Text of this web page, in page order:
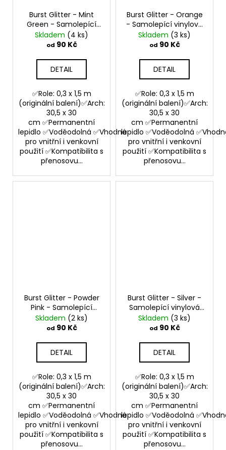
Burst Glitter - Mint
Green - Samolepící
vinylová folie
Skladem (4 ks)
od 90 Kč
DETAIL
✅Role: 0,3 x 1,5 m
(originální balení)✅Arch:
30,5 x 30
cm ✅Permanentní
lepidlo ✅Voděodolná ✅Vhodná
pro vnitřní i venkovní
použití ✅Kompatibilita s
přenosovu...
Burst Glitter - Orange
- Samolepící vinylová
folie
Skladem (3 ks)
od 90 Kč
DETAIL
✅Role: 0,3 x 1,5 m
(originální balení)✅Arch:
30,5 x 30
cm ✅Permanentní
lepidlo ✅Voděodolná
pro vnitřní i venkovní
použití ✅Kompatibilita s
přenosovu...
Burst Glitter - Powder
Pink - Samolepící
vinylová folie
Skladem (2 ks)
od 90 Kč
DETAIL
✅Role: 0,3 x 1,5 m
(originální balení)✅Arch:
30,5 x 30
cm ✅Permanentní
lepidlo ✅Voděodolná ✅Vhodná
pro vnitřní i venkovní
použití ✅Kompatibilita s
přenosovu...
Burst Glitter - Silver -
Samolepící vinylová
folie
Skladem (3 ks)
od 90 Kč
DETAIL
✅Role: 0,3 x 1,5 m
(originální balení)✅Arch:
30,5 x 30
cm ✅Permanentní
lepidlo ✅Voděodolná
pro vnitřní i venkovní
použití ✅Kompatibilita s
přenosovu...